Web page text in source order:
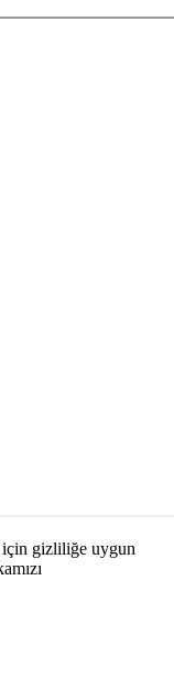
için gizliliğe uygun